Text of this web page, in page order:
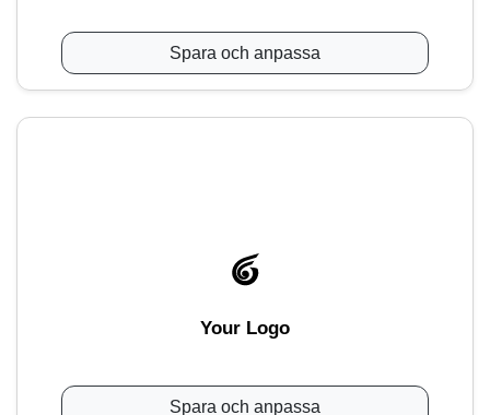
Spara och anpassa
Your Logo
Spara och anpassa